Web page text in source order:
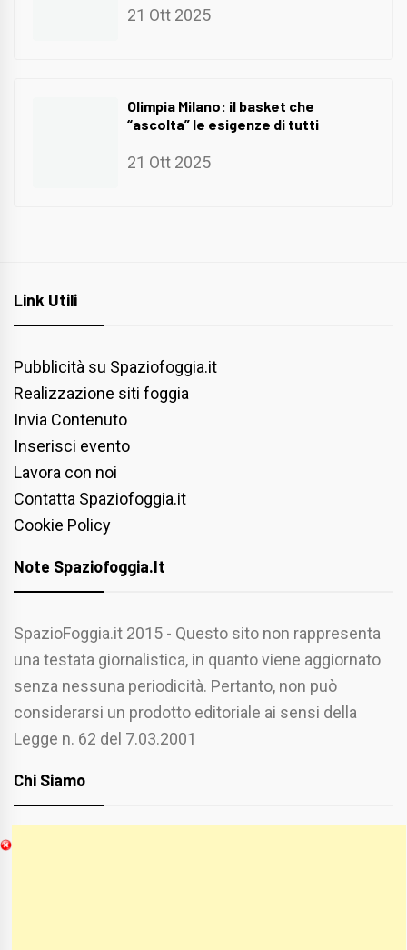
21 Ott 2025
Olimpia Milano: il basket che
“ascolta” le esigenze di tutti
21 Ott 2025
Link Utili
Pubblicità su Spaziofoggia.it
Realizzazione siti foggia
Invia Contenuto
Inserisci evento
Lavora con noi
Contatta Spaziofoggia.it
Cookie Policy
Note Spaziofoggia.it
SpazioFoggia.it 2015 - Questo sito non rappresenta
una testata giornalistica, in quanto viene aggiornato
senza nessuna periodicità. Pertanto, non può
considerarsi un prodotto editoriale ai sensi della
Legge n. 62 del 7.03.2001
Chi Siamo